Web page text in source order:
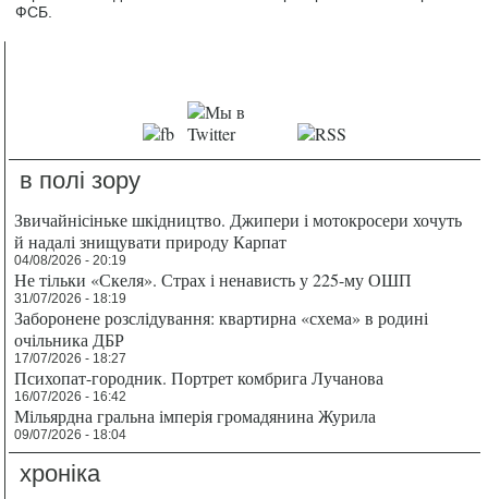
ФСБ.
в полі зору
Звичайнісіньке шкідництво. Джипери і мотокросери хочуть
й надалі знищувати природу Карпат
04/08/2026 - 20:19
Не тільки «Скеля». Страх і ненависть у 225-му ОШП
31/07/2026 - 18:19
Заборонене розслідування: квартирна «схема» в родині
очільника ДБР
17/07/2026 - 18:27
Психопат-городник. Портрет комбрига Лучанова
16/07/2026 - 16:42
Мільярдна гральна імперія громадянина Журила
09/07/2026 - 18:04
хроніка